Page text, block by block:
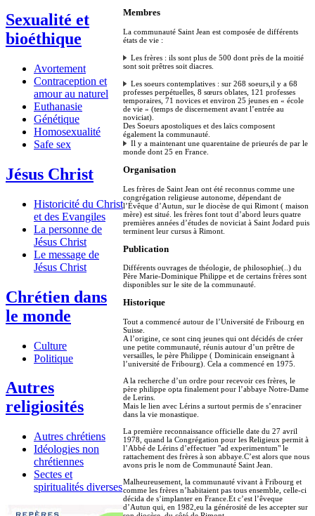
Sexualité et
bioéthique
Avortement
Contraception et
amour au naturel
Euthanasie
Génétique
Homosexualité
Safe sex
Jésus Christ
Historicité du Christ
et des Evangiles
La personne de
Jésus Christ
Le message de
Jésus Christ
Chrétien dans
le monde
Culture
Politique
Autres
religiosités
Autres chrétiens
Idéologies non
chrétiennes
Sectes et
spiritualités diverses
Membres
La communauté Saint Jean est composée de différents
états de vie :
Les frères : ils sont plus de 500 dont près de la moitié
sont soit prêtres soit diacres.
Les soeurs contemplatives : sur 268 soeurs,il y a 68
professes perpétuelles, 8 sœurs oblates, 121 professes
temporaires, 71 novices et environ 25 jeunes en « école
de vie » (temps de discernement avant l’entrée au
noviciat).
Des Soeurs apostoliques et des laïcs composent
également la communauté.
Il y a maintenant une quarentaine de prieurés de par le
monde dont 25 en France.
Organisation
Les frères de Saint Jean ont été reconnus comme une
congrégation religieuse autonome, dépendant de
l’Évêque d’Autun, sur le diocèse de qui Rimont ( maison
mère) est situé. les frères font tout d’abord leurs quatre
premières années d’études de noviciat à Saint Jodard puis
terminent leur cursus à Rimont.
Publication
Différents ouvrages de théologie, de philosophie(..) du
Père Marie-Dominique Philippe et de certains frères sont
disponibles sur le site de la communauté.
Historique
Tout a commencé autour de l’Université de Fribourg en
Suisse.
A l’origine, ce sont cinq jeunes qui ont décidés de créer
une petite communauté, réunis autour d’un prêtre de
versailles, le père Philippe ( Dominicain enseignant à
l’université de Fribourg). Cela a commencé en 1975.
A la recherche d’un ordre pour recevoir ces frères, le
père philippe opta finalement pour l’abbaye Notre-Dame
de Lerins.
Mais le lien avec Lérins a surtout permis de s’enraciner
dans la vie monastique.
La première reconnaissance officielle date du 27 avril
1978, quand la Congrégation pour les Religieux permit à
l’Abbé de Lérins d’effectuer "ad experimentum" le
rattachement des frères à son abbaye.C’est alors que nous
avons pris le nom de Communauté Saint Jean.
Malheureusement, la communauté vivant à Fribourg et
comme les frères n’habitaient pas tous ensemble, celle-ci
décida de s’implanter en France.Et c’est l’êveque
d’Autun qui, en 1982,eu la générosité de les accepter sur